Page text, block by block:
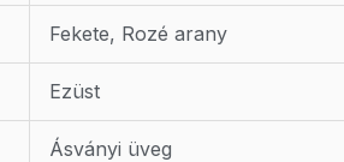
Fekete, Rozé arany
Ezüst
Ásványi üveg